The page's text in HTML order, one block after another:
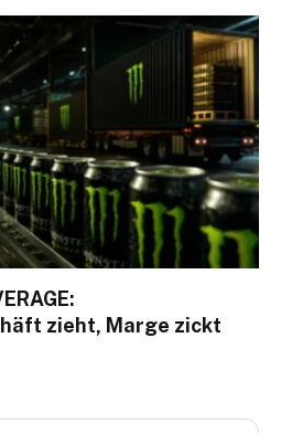
zieht, Marge zickt